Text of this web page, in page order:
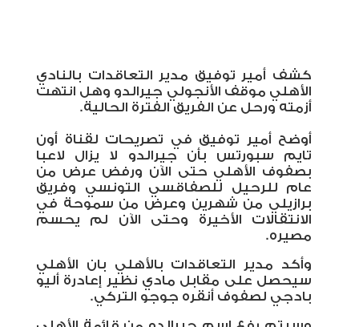
كشف أمير توفيق مدير التعاقدات بالنادي
الأهلي موقف الأنجولي جيرالدو وهل انتهت
أزمته ورحل عن الفريق الفترة الحالية.
أوضح أمير توفيق في تصريحات لقناة أون
تايم سبورتس بأن جيرالدو لا يزال لاعبا
بصفوف الأهلي حتى الآن ورفض عرض من
عام للرحيل للصفاقسي التونسي وفريق
برازيلي من شهرين وعرض من سموحة في
الانتقالات الأخيرة وحتى الآن لم يحسم
مصيره.
وأكد مدير التعاقدات بالأهلي بان الأهلي
سيحصل على مقابل مادي نظير إعادرة أليو
بادجي لصفوف أنقره جوجو التركي.